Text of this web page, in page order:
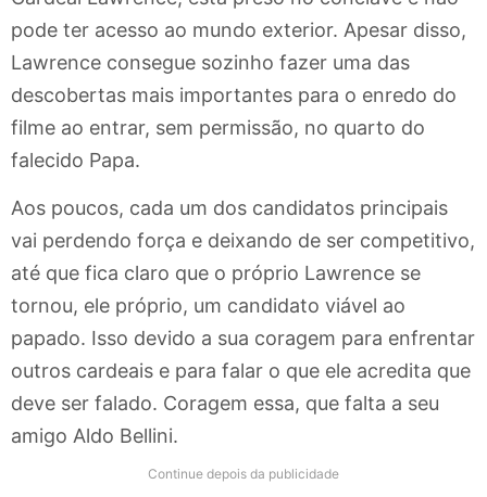
pode ter acesso ao mundo exterior. Apesar disso,
Lawrence consegue sozinho fazer uma das
descobertas mais importantes para o enredo do
filme ao entrar, sem permissão, no quarto do
falecido Papa.
Aos poucos, cada um dos candidatos principais
vai perdendo força e deixando de ser competitivo,
até que fica claro que o próprio Lawrence se
tornou, ele próprio, um candidato viável ao
papado. Isso devido a sua coragem para enfrentar
outros cardeais e para falar o que ele acredita que
deve ser falado. Coragem essa, que falta a seu
amigo Aldo Bellini.
Continue depois da publicidade